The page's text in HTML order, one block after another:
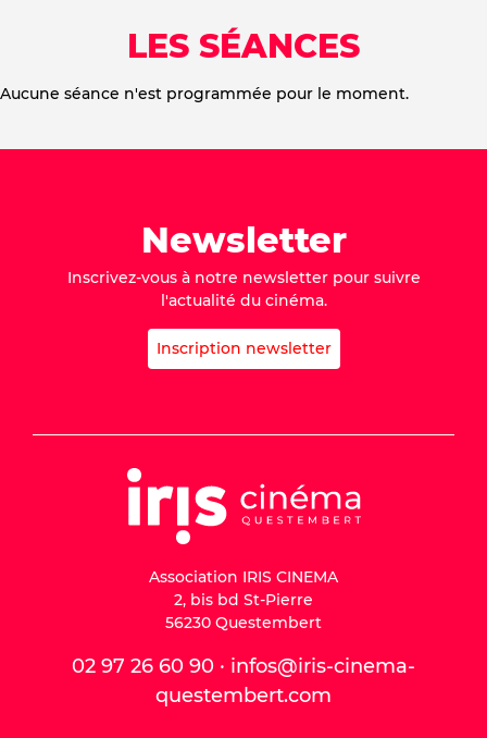
LES SÉANCES
Aucune séance n'est programmée pour le moment.
Newsletter
Inscrivez-vous à notre newsletter pour suivre
l'actualité du cinéma.
Inscription newsletter
Association IRIS CINEMA
2, bis bd St-Pierre
56230 Questembert
02 97 26 60 90 · infos@iris-cinema-
questembert.com